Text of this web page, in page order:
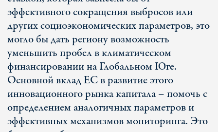
эффективного сокращения выбросов или
других социоэкономических параметров, это
могло бы дать региону возможность
уменьшить пробел в климатическом
финансировании на Глобальном Юге.
Основной вклад ЕС в развитие этого
инновационного рынка капитала – помочь с
определением аналогичных параметров и
эффективных механизмов мониторинга. Это